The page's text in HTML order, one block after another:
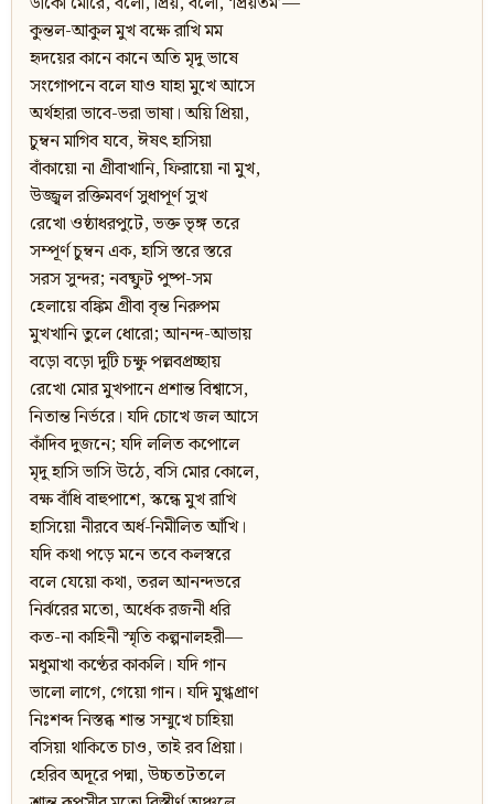
কুন্তল-আকুল মুখ বক্ষে রাখি মম
হৃদয়ের কানে কানে অতি মৃদু ভাষে
সংগোপনে বলে যাও যাহা মুখে আসে
অর্থহারা ভাবে-ভরা ভাষা। অয়ি প্রিয়া,
চুম্বন মাগিব যবে, ঈষৎ হাসিয়া
বাঁকায়ো না গ্রীবাখানি, ফিরায়ো না মুখ,
উজ্জ্বল রক্তিমবর্ণ সুধাপূর্ণ সুখ
রেখো ওষ্ঠাধরপুটে, ভক্ত ভৃঙ্গ তরে
সম্পূর্ণ চুম্বন এক, হাসি স্তরে স্তরে
সরস সুন্দর; নবষ্ফুট পুষ্প-সম
হেলায়ে বঙ্কিম গ্রীবা বৃন্ত নিরুপম
মুখখানি তুলে ধোরো; আনন্দ-আভায়
বড়ো বড়ো দুটি চক্ষু পল্লবপ্রচ্ছায়
রেখো মোর মুখপানে প্রশান্ত বিশ্বাসে,
নিতান্ত নির্ভরে। যদি চোখে জল আসে
কাঁদিব দুজনে; যদি ললিত কপোলে
মৃদু হাসি ভাসি উঠে, বসি মোর কোলে,
বক্ষ বাঁধি বাহুপাশে, স্কন্ধে মুখ রাখি
হাসিয়ো নীরবে অর্ধ-নিমীলিত আঁখি।
যদি কথা পড়ে মনে তবে কলস্বরে
বলে যেয়ো কথা, তরল আনন্দভরে
নির্ঝরের মতো, অর্ধেক রজনী ধরি
কত-না কাহিনী স্মৃতি কল্পনালহরী—
মধুমাখা কণ্ঠের কাকলি। যদি গান
ভালো লাগে, গেয়ো গান। যদি মুগ্ধপ্রাণ
নিঃশব্দ নিস্তব্ধ শান্ত সম্মুখে চাহিয়া
বসিয়া থাকিতে চাও, তাই রব প্রিয়া।
হেরিব অদূরে পদ্মা, উচ্চতটতলে